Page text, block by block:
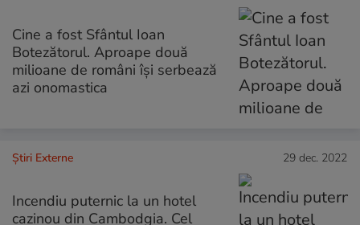
Cine a fost Sfântul Ioan
Botezătorul. Aproape două
milioane de români îşi serbează
azi onomastica
Știri Externe 29 dec. 2022
Incendiu puternic la un hotel
cazinou din Cambodgia. Cel